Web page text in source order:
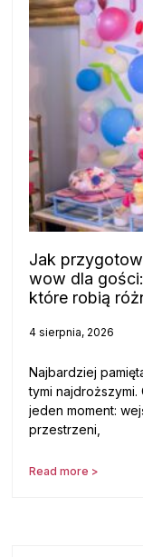
Jak
wow dla
które robią
4 sierpnia, 2026
Najbardziej
tymi
jeden moment:
przestrzeni,
Read more >